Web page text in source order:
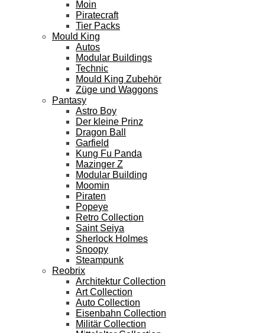
Moin
Piratecraft
Tier Packs
Mould King
Autos
Modular Buildings
Technic
Mould King Zubehör
Züge und Waggons
Pantasy
Astro Boy
Der kleine Prinz
Dragon Ball
Garfield
Kung Fu Panda
Mazinger Z
Modular Building
Moomin
Piraten
Popeye
Retro Collection
Saint Seiya
Sherlock Holmes
Snoopy
Steampunk
Reobrix
Architektur Collection
Art Collection
Auto Collection
Eisenbahn Collection
Militär Collection